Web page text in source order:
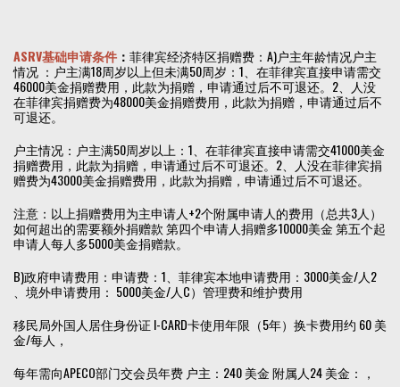
ASRV基础申请条件 ： 菲律宾经济特区捐赠费：A)户主年龄情况户主
情况 ：户主满18周岁以上但未满50周岁：1、在菲律宾直接申请需交
46000美金捐赠费用，此款为捐赠，申请通过后不可退还。2、人没
在菲律宾捐赠费为48000美金捐赠费用，此款为捐赠，申请通过后不
可退还。
户主情况：户主满50周岁以上：1、在菲律宾直接申请需交41000美金
捐赠费用，此款为捐赠，申请通过后不可退还。2、人没在菲律宾捐
赠费为43000美金捐赠费用，此款为捐赠，申请通过后不可退还。
注意：以上捐赠费用为主申请人+2个附属申请人的费用（总共3人）
如何超出的需要额外捐赠款 第四个申请人捐赠多10000美金 第五个起
申请人每人多5000美金捐赠款。
B)政府申请费用：申请费：1、菲律宾本地申请费用：3000美金/人2
、境外申请费用： 5000美金/人C）管理费和维护费用
移民局外国人居住身份证 I-CARD卡使用年限（5年）换卡费用约 60 美
金/每人，
每年需向APECO部门交会员年费 户主：240 美金 附属人24 美金：，